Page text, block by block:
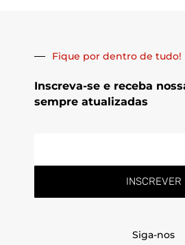
Fique por dentro de tudo!
Inscreva-se e receba
sempre atualizadas
INSCREVER
Siga-nos